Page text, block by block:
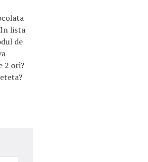
lista
de
2 ori?